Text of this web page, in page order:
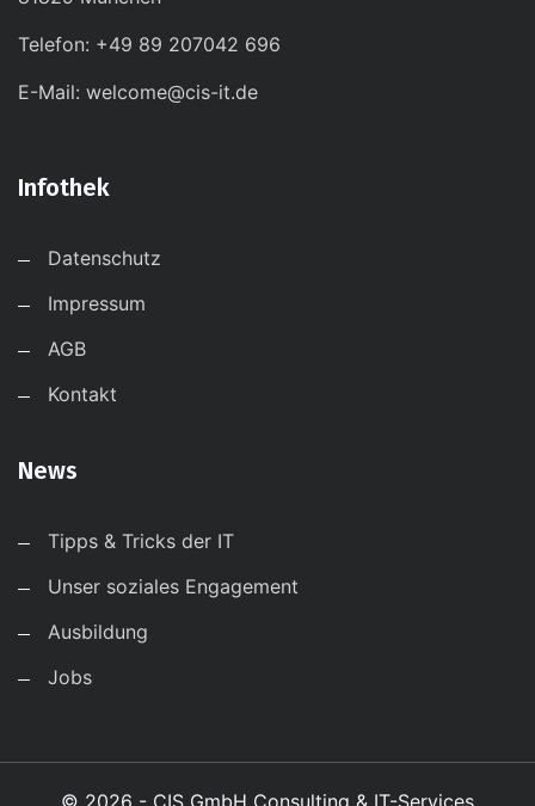
Telefon: +49 89 207042 696
E-Mail: welcome@cis-it.de
Infothek
Datenschutz
Impressum
AGB
Kontakt
News
Tipps & Tricks der IT
Unser soziales Engagement
Ausbildung
Jobs